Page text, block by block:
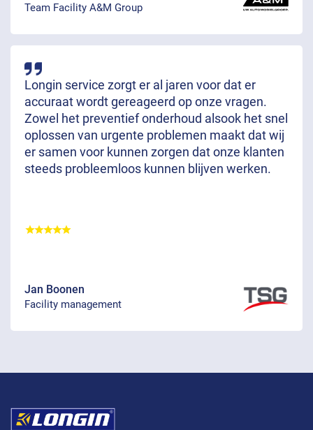
Team Facility A&M Group
Longin service zorgt er al jaren voor dat er
accuraat wordt gereageerd op onze vragen.
Zowel het preventief onderhoud alsook het snel
oplossen van urgente problemen maakt dat wij
er samen voor kunnen zorgen dat onze klanten
steeds probleemloos kunnen blijven werken.
Jan Boonen
Facility management